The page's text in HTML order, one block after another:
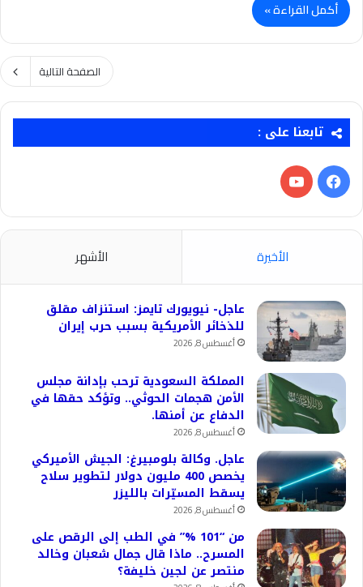
أكمل القراءة »
الصفحة التالية
تابعنا على :
فيسبوك‫YouTube
الأخيرة الأشهر
عاجل- نيويورك تايمز: استنزاف مقلق
للذخائر الأمريكية بسبب حرب إيران
أغسطس 8, 2026
المملكة السعودية ترحب بإدانة مجلس
الأمن هجمات الحوثي.. وتؤكد حقها في
الدفاع عن أمنها.
أغسطس 8, 2026
عاجل. وكالة بلومبيرغ: الجيش الأميركي
يخصص 400 مليون دولار لتطوير سلاح
يسقط المسيّرات بالليزر
أغسطس 8, 2026
من “101 %” في الطب إلى الرقص على
المسرح.. ماذا قال جمال شعبان وخالد
منتصر عن لجين خليفة؟